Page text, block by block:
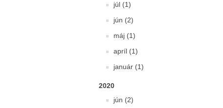
júl (1)
jún (2)
máj (1)
apríl (1)
január (1)
2020
jún (2)